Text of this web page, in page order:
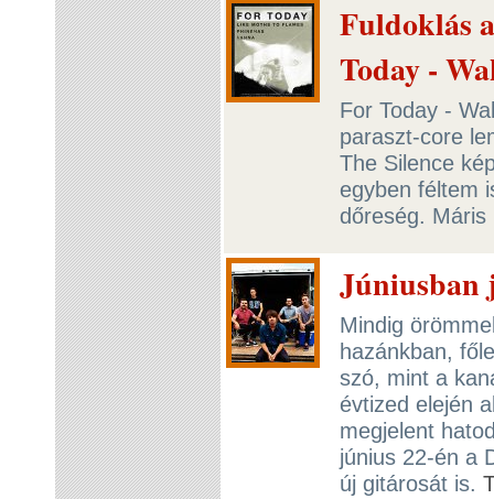
Fuldoklás
Today -
For Today -
paraszt-core
The Silence
egyben féltem
dőreség.
Júniusban
Mindig
hazánkban,
szó, mint a
évtized elején
megjelent
június 22-én a
új gitárosát is.